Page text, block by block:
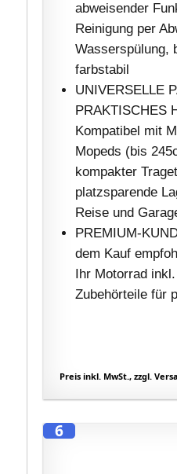
abweisender
Reinigung per
Wasserspülung,
farbstabil
UNIVERSELLE
PRAKTISCHES
Kompatibel mit
Mopeds (bis
kompakter
platzsparende
Reise und
PREMIUM-
dem Kauf
Ihr Motorrad
Zubehörteile für
Preis inkl. MwSt., zzgl.
6